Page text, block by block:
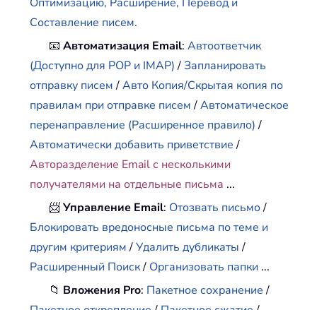
Оптимизацию, Расширение, Перевод и
Составление писем.
📧Автоматизация Email:Автоответчик
(Доступно для POP и IMAP)/Запланировать
отправку писем/Авто Копия/Скрытая копия по
правилам при отправке писем/Автоматическое
перенаправление (Расширенное правило)/
Автоматически добавить приветствие/
Авторазделение Email с несколькими
получателями на отдельные письма ...
📨Управление Email: Отозвать письмо/
Блокировать вредоносные письма по теме и
другим критериям/Удалить дубликаты/
Расширенный Поиск/ Организовать папки ...
📁 Вложения Pro: Пакетное сохранение/